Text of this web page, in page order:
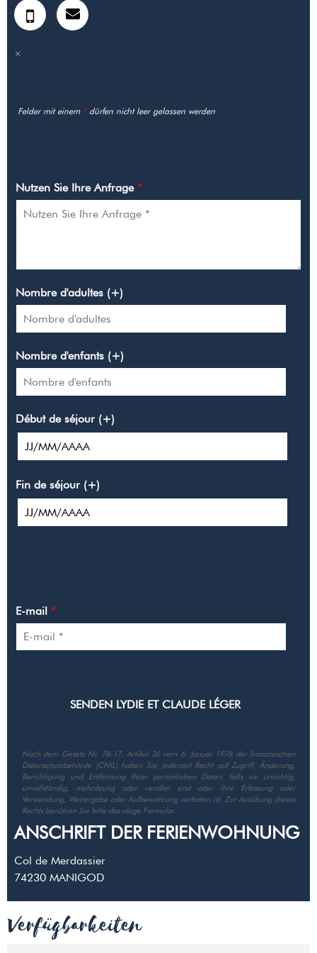
Felder mit einem *dürfen nicht leer gelassen werden
Nutzen Sie Ihre Anfrage *
Nombre d'adultes (+)
Nombre d'enfants (+)
Début de séjour (+)
Fin de séjour (+)
E-mail *
Nach dem Gesetz Nr. 78-17, Artikel 36 vom 6. Januar 1978 der französischen
Datenschutzbehörde (CNIL) haben Sie jederzeit Recht auf Zugriff, Änderung,
Berichtigung und Entfernung Ihrer persönlichen Daten, falls sie unrichtig,
unvollständig, mehrdeutig oder veraltet sind oder ihre Erfassung oder
Verwendung, Weitergabe oder Aufbewahrung verboten ist. Zur Ausübung dieses
Rechts benützen Sie bitte das obige Formular.
ANSCHRIFT DER FERIENWOHNUNG
Col de Merdassier
74230 MANIGOD
Verfügbarkeiten